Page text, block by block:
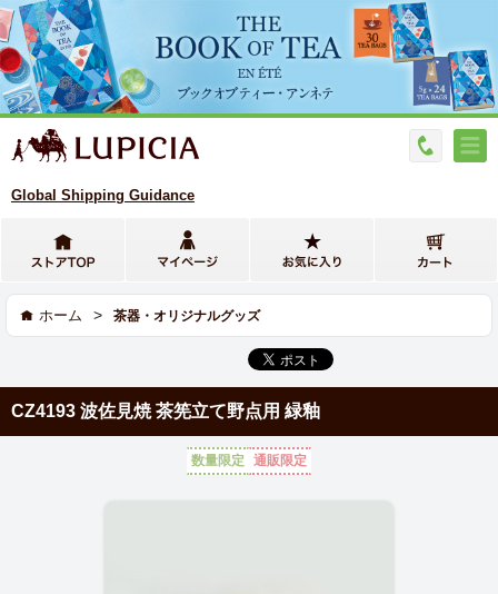
Global Shipping Guidance
ホーム > 茶器・オリジナルグッズ
CZ4193 波佐見焼 茶筅立て野点用 緑釉
数量限定 通販限定